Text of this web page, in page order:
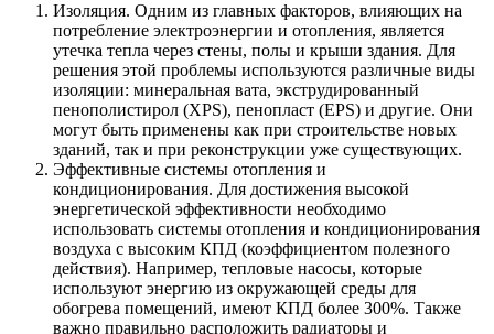
Изоляция. Одним из главных факторов, влияющих на
потребление электроэнергии и отопления, является
утечка тепла через стены, полы и крыши здания. Для
решения этой проблемы используются различные виды
изоляции: минеральная вата, экструдированный
пенополистирол (XPS), пенопласт (EPS) и другие. Они
могут быть применены как при строительстве новых
зданий, так и при реконструкции уже существующих.
Эффективные системы отопления и
кондиционирования. Для достижения высокой
энергетической эффективности необходимо
использовать системы отопления и кондиционирования
воздуха с высоким КПД (коэффициентом полезного
действия). Например, тепловые насосы, которые
используют энергию из окружающей среды для
обогрева помещений, имеют КПД более 300%. Также
важно правильно расположить радиаторы и